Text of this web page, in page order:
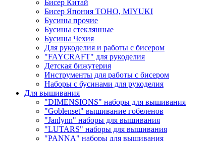
Бисер Китай
Бисер Япония TOHO, MIYUKI
Бусины прочие
Бусины стеклянные
Бусины Чехия
Для рукоделия и работы с бисером
"FAYCRAFT" для рукоделия
Детская бижутерия
Инструменты для работы с бисером
Наборы с бусинами для рукоделия
Для вышивания
"DIMENSIONS" наборы для вышивания
"Goblenset" вышивание гобеленов
"Janlynn" наборы для вышивания
"LUTARS" наборы для вышивания
"PANNA" наборы для вышивания